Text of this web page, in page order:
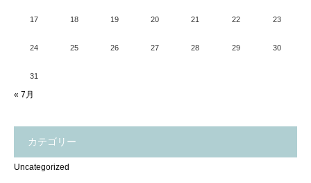
17 18 19 20 21 22 23
24 25 26 27 28 29 30
31
« 7月
カテゴリー
Uncategorized